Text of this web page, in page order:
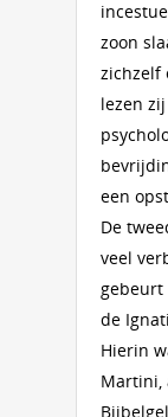
zoon
zichzelf
lezen
een
De
veel
gebeurt
de
Hierin
Martini,